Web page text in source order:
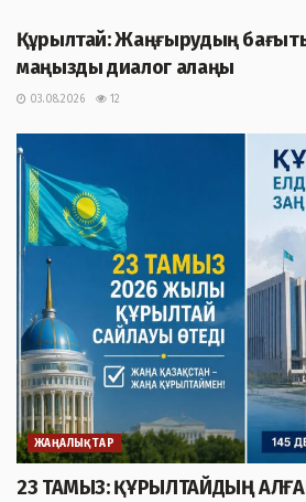
Құрылтай: Жаңғырудың
маңызды диалог алаңы
03.08.2026 12
ЖАҢАЛЫҚТАР
23 ТАМЫЗ: ҚҰРЫЛТАЙДЫҢ